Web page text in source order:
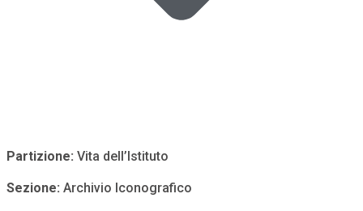
Partizione: Vita dell’Istituto
Sezione: Archivio Iconografico